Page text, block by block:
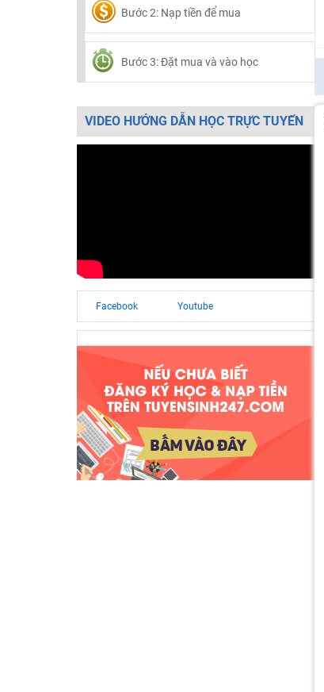
Bước 2: Nạp tiền để mua
Bước 3: Đặt mua và vào học
VIDEO HƯỚNG DẪN HỌC TRỰC TUYẾN
Facebook Youtube